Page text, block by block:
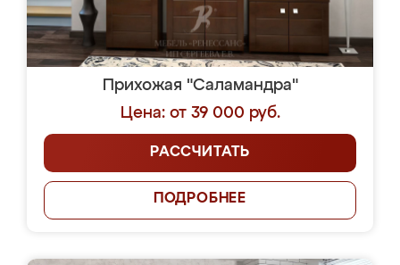
Прихожая "Саламандра"
Цена: от 39 000 руб.
РАССЧИТАТЬ
ПОДРОБНЕЕ